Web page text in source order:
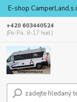
E-shop
+420 603440524
(Po-Pá, 8-17 hod.)